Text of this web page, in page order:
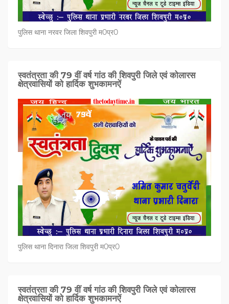
पुलिस थाना नरवर जिला शिवपुरी म0प्र0
स्वतंत्रता की 79 वीं वर्ष गांठ की शिवपुरी जिले एवं कोलारस
क्षेत्रवासियों को हार्दिक शुभकामनऐं
पुलिस थाना दिनारा जिला शिवपुरी म0प्र0
स्वतंत्रता की 79 वीं वर्ष गांठ की शिवपुरी जिले एवं कोलारस
क्षेत्रवासियों को हार्दिक शुभकामनऐं